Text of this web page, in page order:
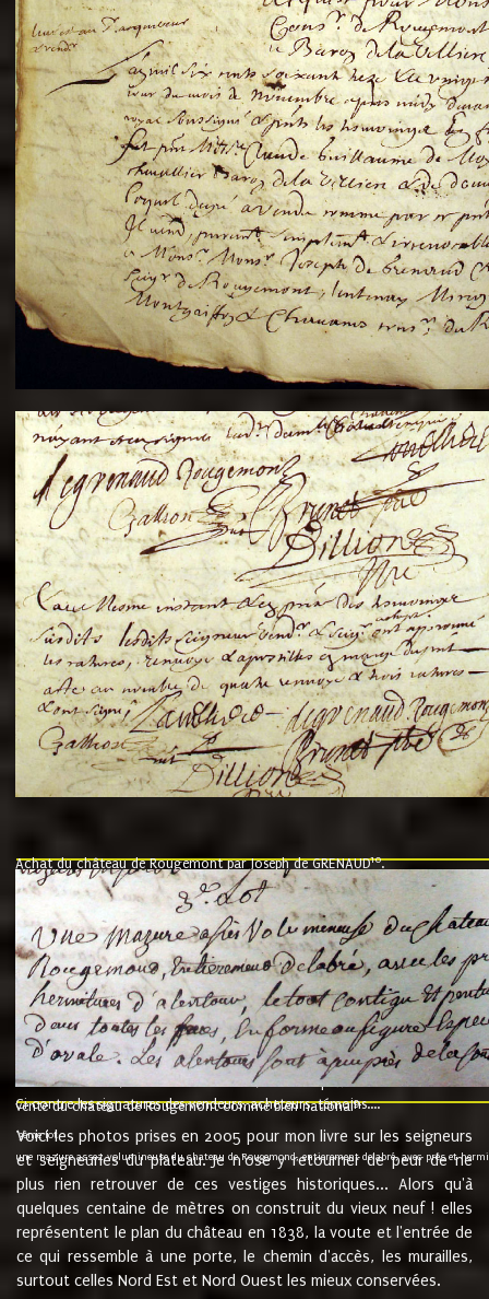
Achat du château de Rougemont par Joseph de GRENAUD10.
"l'an mil six cent soixante treze le ving neuvième jour du mois de
nommé fut présent Messire Claude Guillaume de Moyriat chevalier baron
vend, purement simplement et irrevocablement a monseigneur monsieur
et chavannes conseiller du roy au parlement de Bourgogne, present et
que le dit seigneur Baron de la Vellière a sur ses hommes, indivisables et
de la Velliere tout ainsi et comme le dit seigneur Baron et ses
présent......"
suivent les rentes, donation des terriers, etc... au prix de 880 livre louis
Ci contre les signatures des vendeurs, acheteurs, témoins....
vente du château de Rougemont comme bien national9.
"3ème lot
une mazure assez volumineuse du chateau de Rougemond, entierement delabré, avec près et
Voici les photos prises en 2005 pour mon livre sur les seigneurs
et seigneuries du plateau. Je n'ose y retourner de peur de ne
plus rien retrouver de ces vestiges historiques... Alors qu'à
quelques centaine de mètres on construit du vieux neuf ! elles
représentent le plan du château en 1838, la voute et l'entrée de
ce qui ressemble à une porte, le chemin d'accès, les murailles,
surtout celles Nord Est et Nord Ouest les mieux conservées.